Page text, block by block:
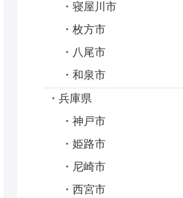
寝屋川市
枚方市
八尾市
和泉市
兵庫県
神戸市
姫路市
尼崎市
西宮市